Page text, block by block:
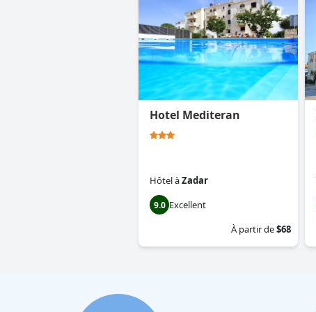
Hotel Mediteran
HôtelàZadar
9.0 Excellent
À partir de$68